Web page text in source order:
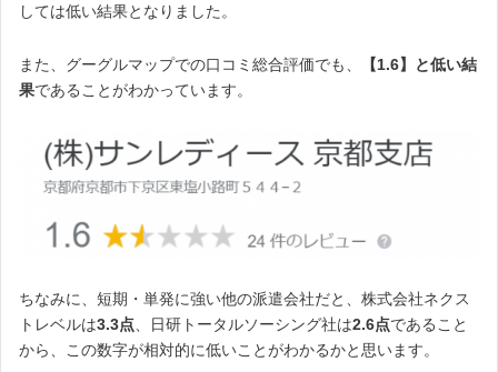
しては低い結果となりました。
また、グーグルマップでの口コミ総合評価でも、
【1.6】と低い結
果であることがわかっています。
ちなみに、短期・単発に強い他の派遣会社だと、株式会社ネクス
トレベルは3.3点 、日研トータルソーシング社は2.6点であること
から、この数字が相対的に低いことがわかるかと思います。